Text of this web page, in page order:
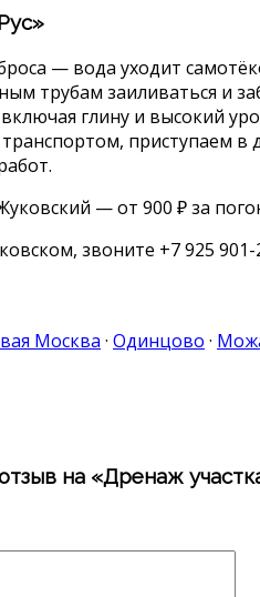
— вода уходит
трубам заиливаться и
глину и высокий
приступаем в
— от 900 ₽ за
звоните +7 925
Москва · Одинцово ·
на «Дренаж